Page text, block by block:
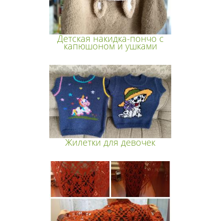
Детская накидка-пончо с
капюшоном и ушками
Жилетки для девочек